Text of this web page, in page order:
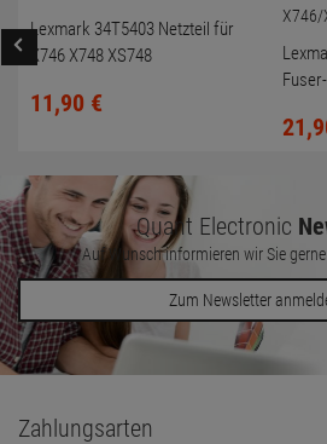
Lexmark 34T5403 Netzteil für
X746 X748 XS748
11,90 €
21,
Quant Electronic
Auf Wunsch informieren wir Sie
Zum Newsletter
Zahlungsarten